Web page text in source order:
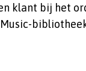
klant bij het